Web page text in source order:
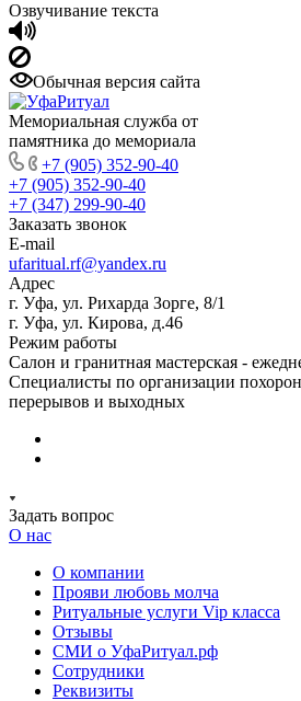
Озвучивание текста
Обычная версия сайта
Мемориальная служба от
памятника до мемориала
+7 (905) 352-90-40
+7 (905) 352-90-40
+7 (347) 299-90-40
Заказать звонок
E-mail
ufaritual.rf@yandex.ru
Адрес
г. Уфа, ул. Рихарда Зорге, 8/1
г. Уфа, ул. Кирова, д.46
Режим работы
Салон и гранитная мастерская -
Специалисты по организации
перерывов и выходных
Задать вопрос
О нас
О компании
Прояви любовь молча
Ритуальные услуги Vip класса
Отзывы
СМИ о УфаРитуал.рф
Сотрудники
Реквизиты